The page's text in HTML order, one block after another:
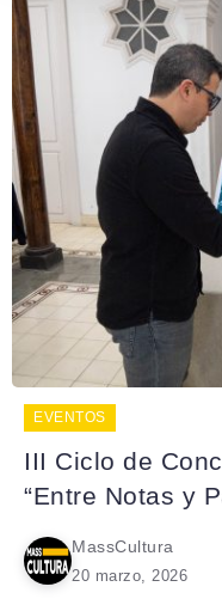
EVENTOS
III Ciclo de
“Entre Notas y
MassCultura
20 marzo, 2026